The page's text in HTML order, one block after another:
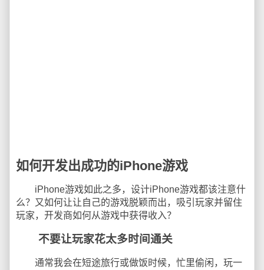
如何开发出成功的iPhone游戏
iPhone游戏如此之多，设计iPhone游戏都该注意什
么？又如何让让自己的游戏脱颖而出，吸引玩家并留住
玩家，开发商如何从游戏中获得收入？
不要让玩家花太多时间通关
通常我会在短途旅行或做饭时候，忙里偷闲，玩一